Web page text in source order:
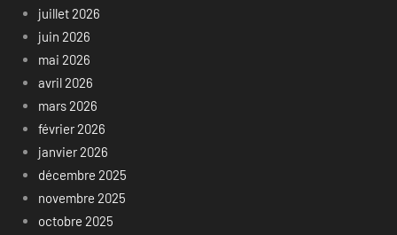
juillet 2026
juin 2026
mai 2026
avril 2026
mars 2026
février 2026
janvier 2026
décembre 2025
novembre 2025
octobre 2025